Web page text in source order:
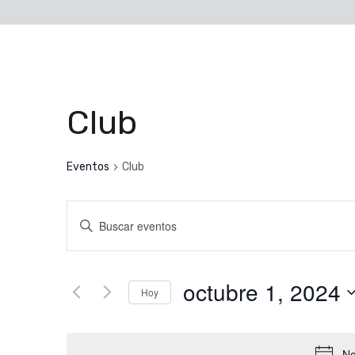
Club
Eventos Club
Navegación
de
búsqueda
Introduce
clave.
Hoy octubre 1, 2024